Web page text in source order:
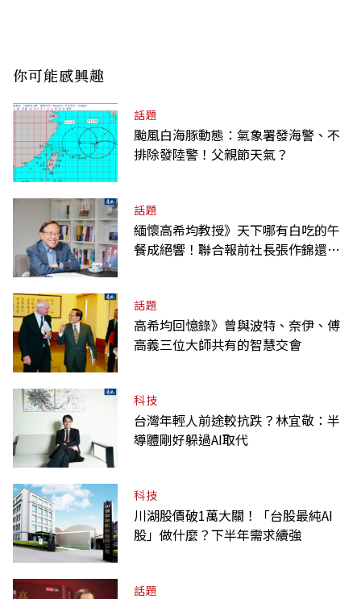
你可能感興趣
話題
颱風白海豚動態：氣象署發海警、不
排除發陸警！父親節天氣？
話題
緬懷高希均教授》天下哪有白吃的午
餐成絕響！聯合報前社長張作錦還原
話題
高希均回憶錄》曾與波特、奈伊、傅
高義三位大師共有的智慧交會
科技
台灣年輕人前途較抗跌？林宜敬：半
導體剛好躲過AI取代
科技
川湖股價破1萬大關！「台股最純AI
股」做什麼？下半年需求續強
話題